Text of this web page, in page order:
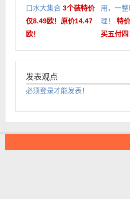
口水大集合 3个装特价
仅8.49欧！原价14.47
欧！
用，一
理！ 特
买五付四
发表观点
必须登录才能发表！